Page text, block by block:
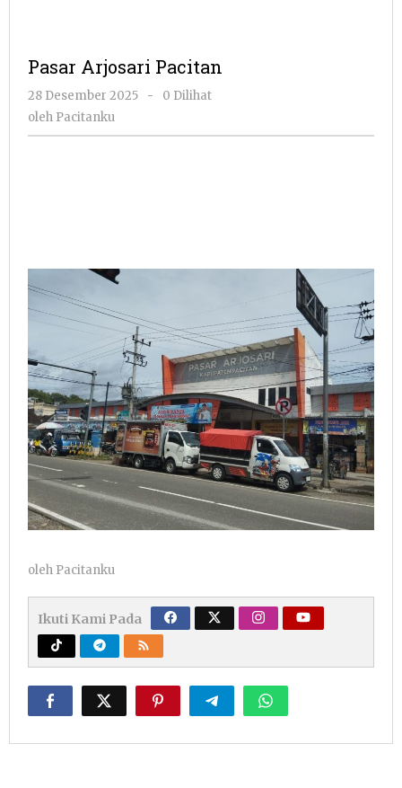
Pasar Arjosari Pacitan
28 Desember 2025
oleh
-
0 Dilihat
oleh Pacitanku
oleh Pacitanku
Ikuti Kami Pada